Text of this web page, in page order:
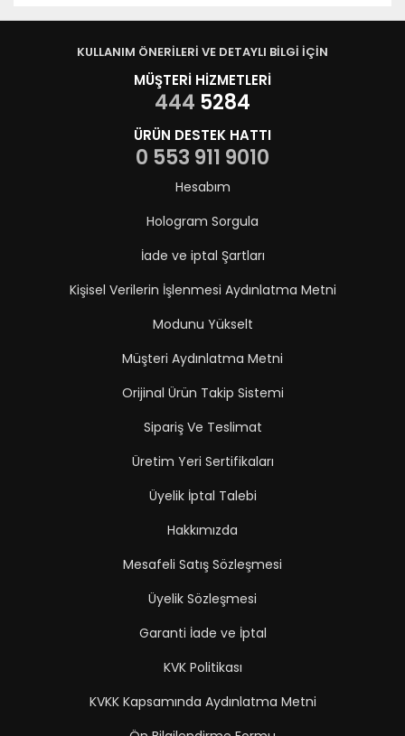
KULLANIM ÖNERİLERİ VE DETAYLI BİLGİ İÇİN
MÜŞTERİ HİZMETLERİ
444 5284
ÜRÜN DESTEK HATTI
0 553 911 9010
Hesabım
Hologram Sorgula
İade ve iptal Şartları
Kişisel Verilerin İşlenmesi Aydınlatma Metni
Modunu Yükselt
Müşteri Aydınlatma Metni
Orijinal Ürün Takip Sistemi
Sipariş Ve Teslimat
Üretim Yeri Sertifikaları
Üyelik İptal Talebi
Hakkımızda
Mesafeli Satış Sözleşmesi
Üyelik Sözleşmesi
Garanti İade ve İptal
KVK Politikası
KVKK Kapsamında Aydınlatma Metni